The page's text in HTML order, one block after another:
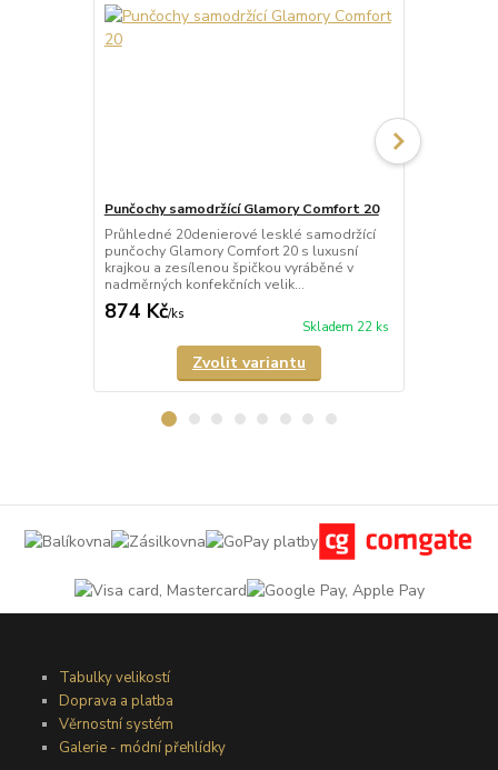
Punčochy samodržící Glamory Comfort 20
Průhledné 20denierové lesklé samodržící
punčochy Glamory Comfort 20 s luxusní
krajkou a zesílenou špičkou vyráběné v
nadměrných konfekčních velik...
874 Kč/ks
Skladem 22 ks
Zvolit variantu
Tabulky velikostí
Doprava a platba
Věrnostní systém
Galerie - módní přehlídky